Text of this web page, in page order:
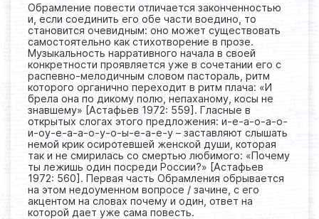
Обрамление повести отличается законченностью
и, если соединить его обе части воедино, то
становится очевидным: оно может существовать
самостоятельно как стихотворение в прозе.
Музыкальность нарративного начала в своей
конкретности проявляется уже в сочетании его с
распевно-мелодичным словом пастораль, ритм
которого органично переходит в ритм плача: «И
брела она по дикому полю, непаханому, косы не
знавшему» [Астафьев 1972: 559]. Гласные в
открытых слогах этого предложения: и-е-а-о-а-о-
и-оу-е-а-а-о-у-о-ы-е-а-е-у – заставляют слышать
немой крик осиротевшей женской души, которая
так и не смирилась со смертью любимого: «Почему
ты лежишь один посреди России?» [Астафьев
1972: 560]. Первая часть Обрамления обрывается
на этом недоуменном вопросе / зачине, с его
акцентом на словах почему и один, ответ на
которой дает уже сама повесть.